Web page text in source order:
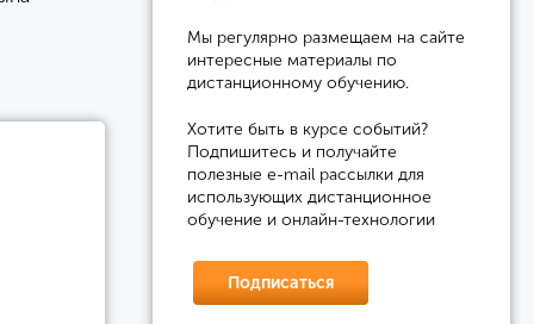
Мы регулярно размещаем на сайте
интересные материалы по
дистанционному обучению.
Хотите быть в курсе событий?
Подпишитесь и получайте
полезные e-mail рассылки для
использующих дистанционное
обучение и онлайн-технологии
Подписаться